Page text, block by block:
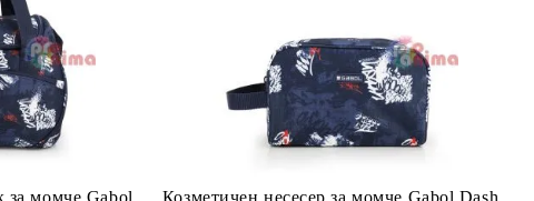
за момче Gabol
Козметичен несесер за момче Gabol Dash